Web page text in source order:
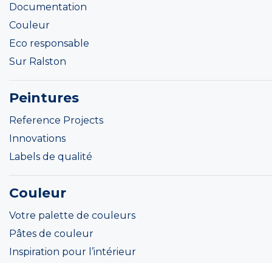
Documentation
Couleur
Eco responsable
Sur Ralston
Peintures
Reference Projects
Innovations
Labels de qualité
Couleur
Votre palette de couleurs
Pâtes de couleur
Inspiration pour l’intérieur